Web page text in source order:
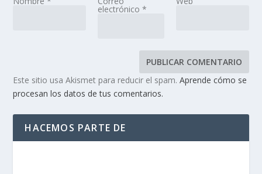
electrónico *
Este sitio usa Akismet para reducir el spam.Aprende cómo se
procesan los datos de tus comentarios.
HACEMOS PARTE DE